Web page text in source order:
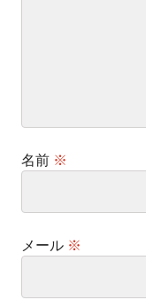
名前 ※
メール ※